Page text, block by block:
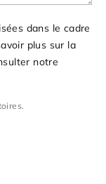
dans le cadre
plus sur la
notre